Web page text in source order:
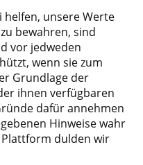
helfen, unsere Werte
bewahren, sind
vor jedweden
wenn sie zum
Grundlage der
ihnen verfügbaren
dafür annehmen
Hinweise wahr
dulden wir